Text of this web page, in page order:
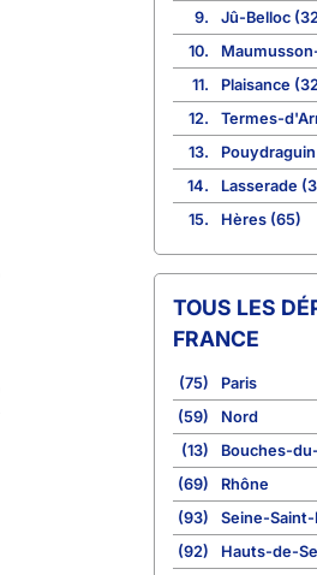
9.
Jû-Belloc
10.
11.
Plaisance
12.
Termes-
13.
14.
Lasserade
15.
Hères (65)
TOUS LES
FRANCE
(75)
Paris
(59)
Nord
(13)
Bouches-
(69)
Rhône
(93)
Seine-
(92)
Hauts-de-